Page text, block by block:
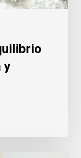
y